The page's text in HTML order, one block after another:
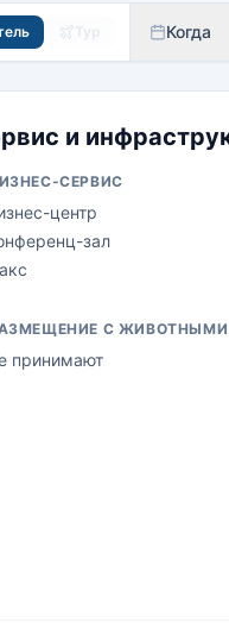
Тур Когда
и
СЕРВИС
центр
зал
С ЖИВОТНЫМИ
принимают